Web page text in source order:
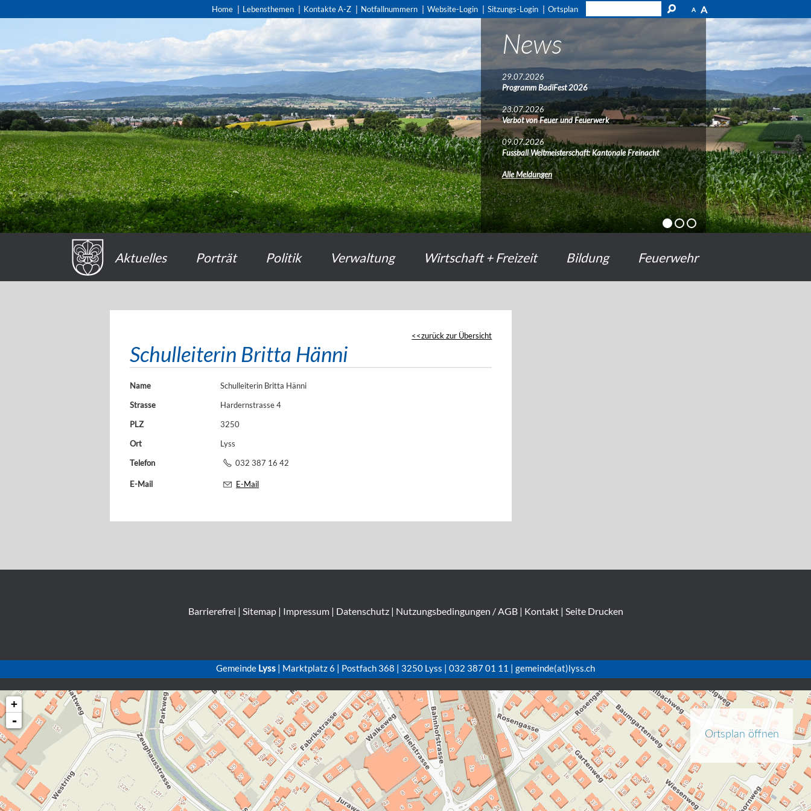
A A
Home Lebensthemen Kontakte A-Z Notfallnummern Website-Login Sitzungs-Login Ortsplan
News
29.07.2026
Programm BadiFest 2026
23.07.2026
Verbot von Feuer und Feuerwerk
09.07.2026
Fussball Weltmeisterschaft: Kantonale Freinacht
Alle Meldungen
Aktuelles Porträt Politik Verwaltung Wirtschaft + Freizeit Bildung Feuerwehr
zurück zur Übersicht
Schulleiterin Britta Hänni
Name
Schulleiterin Britta Hänni
Strasse
Hardernstrasse 4
PLZ
3250
Ort
Lyss
Telefon
032 387 16 42
E-Mail E-Mail
Barrierefrei | Sitemap| Impressum| Datenschutz| Nutzungsbedingungen / AGB| Kontakt| Seite Drucken
Gemeinde Lyss | Marktplatz 6 | Postfach 368 | 3250 Lyss | 032 387 01 11 | gemeinde(at)lyss.ch